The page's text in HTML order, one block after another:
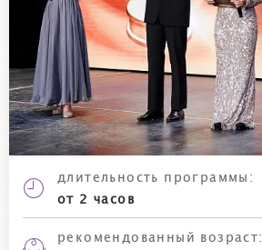
длительность программы:
от 2 часов
рекомендованный возраст: